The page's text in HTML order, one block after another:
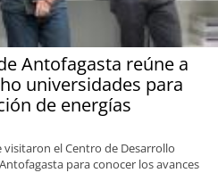
Antofagasta reúne a
universidades para
de energías
visitaron el Centro de Desarrollo
para conocer los avances